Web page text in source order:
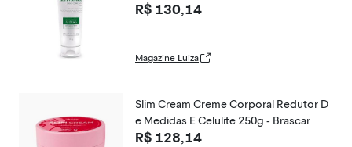
R$ 130,14
Magazine Luiza
Slim Cream Creme Corporal Redutor D
e Medidas E Celulite 250g - Brascar
R$ 128,14